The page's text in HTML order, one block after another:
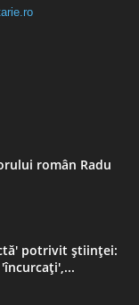
român Radu
potrivit științei: